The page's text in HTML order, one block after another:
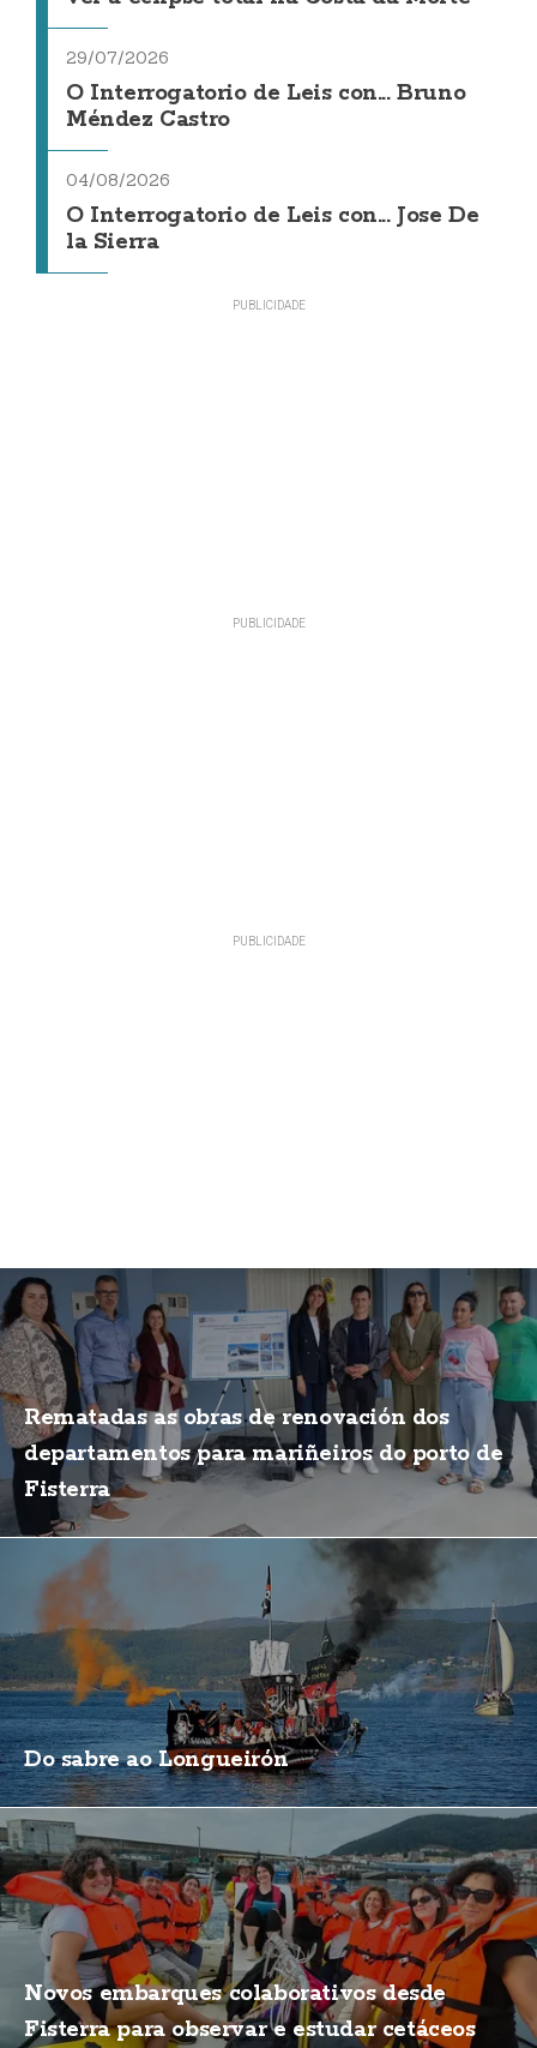
29/07/2026
O Interrogatorio de Leis con... Bruno
Méndez Castro
04/08/2026
O Interrogatorio de Leis con... Jose De
la Sierra
Rematadas as obras de renovación dos
departamentos para mariñeiros do porto de
Fisterra
Do sabre ao Longueirón
Novos embarques colaborativos desde
Fisterra para observar e estudar cetáceos